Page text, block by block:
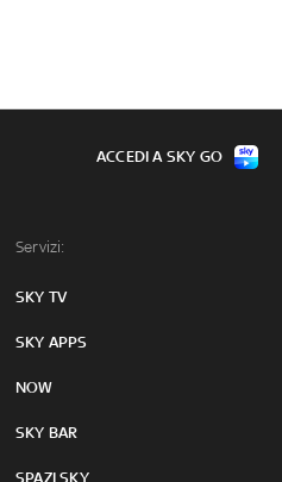
Servizi:
SKY TV
SKY APPS
NOW
SKY BAR
SPAZI SKY
ACCEDI A SKY GO